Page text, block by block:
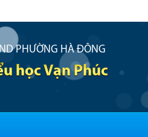
PHƯỜNG HÀ ĐÔNG
học Vạn Phúc